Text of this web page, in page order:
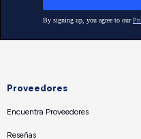
Proveedores
Encuentra Proveedores
Reseñas